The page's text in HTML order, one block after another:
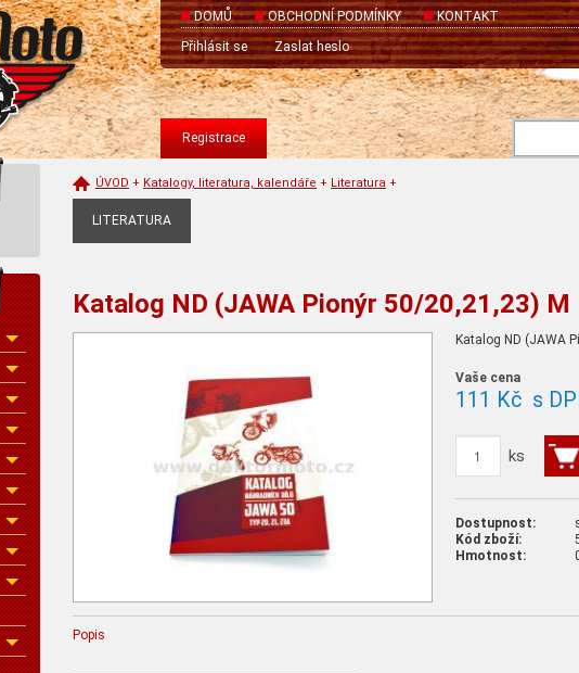
DOMŮ OBCHODNÍ PODMÍNKY
KONTAKT
Přihlásit se
Zaslat heslo
Registrace
ÚVOD + Katalogy, literatura, kalendáře + Literatura +
LITERATURA
Katalog ND (JAWA Pionýr 50/20,21,23) M
Katalog ND (JAWA
Vaše cena
111 Kč s
ks
Dostupnost:
Kód zboží:
Hmotnost:
Popis